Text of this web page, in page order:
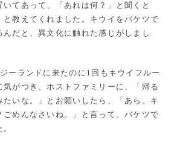
てあって、「あれは何？」と聞くと
と教えてくれました。キウイをバケツで
だと、異文化に触れた感じがしまし
ーランドに来たのに1回もキウイフルー
気がつき、ホストファミリーに、「帰る
いな。」とお願いしたら、「あら、キ
ごめんなさいね。」と言って、バケツで